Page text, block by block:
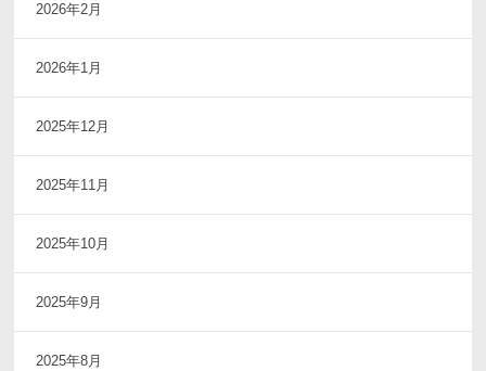
2026年2月
2026年1月
2025年12月
2025年11月
2025年10月
2025年9月
2025年8月